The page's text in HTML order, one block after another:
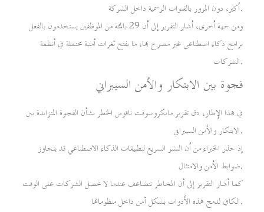
أكبر، دون المرور بالقنوات الرسمية داخل الشركة.
ومن جهة أخرى، أشار التقرير إلى أن 29 بالمئة من الموظفين يستخدمون بالفعل
برامج ذكاء اصطناعي غير مصرح بها، ما يفتح ثغرات أمنية محتملة في أنظمة
الشركات.
فجوة بين الابتكار والأمن السيبراني
في هذا الإطار، دق تقرير مايكروسوفت ناقوس الخطر بشأن الفجوة المتزايدة بين
الابتكار والأمن السيبراني.
إذ حذر الخبراء من أن النشر السريع لتطبيقات الذكاء الاصطناعي قد يتجاوز
ضوابط الأمن والامتثال.
كما أشار التقرير إلى أن المخاطر تتضاعف عندما لا تحصل الشركات على الوقت
الكافي لدمج هذه الأدوات بشكل آمن داخل منظوماتها.